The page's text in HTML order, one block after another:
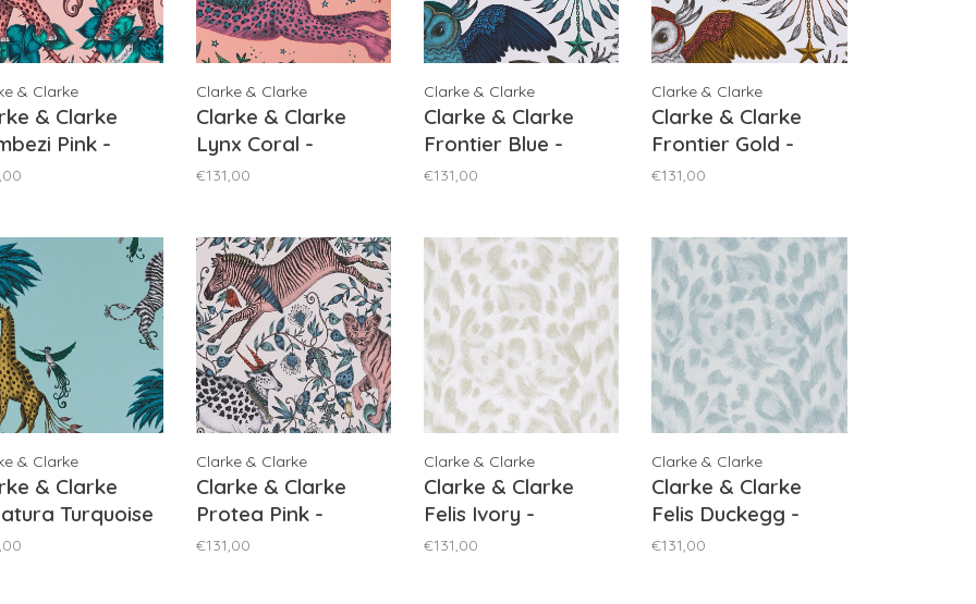
& Clarke
& Clarke
Pink -
05
Clarke & Clarke
Clarke & Clarke
Lynx Coral -
W0118/01
€131,00
Clarke & Clarke
Clarke & Clarke
Frontier Blue -
W0116/01
€131,00
Clarke & Clarke
Clarke & Clarke
Frontier Gold -
W0116/02
€131,00
& Clarke
& Clarke
Turquoise
04
Clarke & Clarke
Clarke & Clarke
Protea Pink -
W0119/06
€131,00
Clarke & Clarke
Clarke & Clarke
Felis Ivory -
W0115/06
€131,00
Clarke & Clarke
Clarke & Clarke
Felis Duckegg -
W0115/04
€131,00